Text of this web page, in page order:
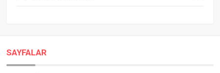
SAYFALAR